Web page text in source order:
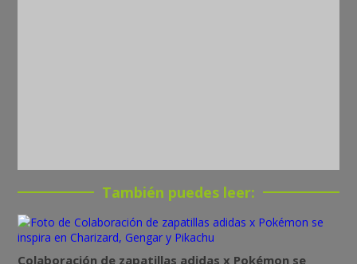
También puedes leer:
Colaboración de zapatillas adidas x Pokémon se